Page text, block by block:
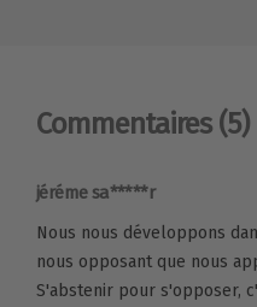
Commentaires (5)
jéréme sa*****r
Nous nous développons
nous opposant que nous
S'abstenir pour s'opposer,